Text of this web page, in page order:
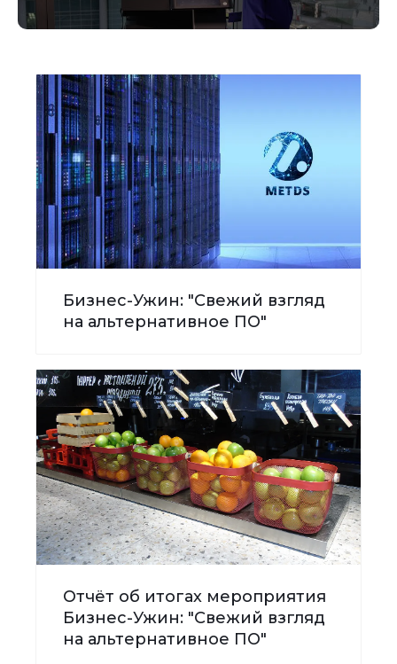
Бизнес-Ужин: "Свежий взгляд
на альтернативное ПО"
Отчёт об итогах мероприятия
Бизнес-Ужин: "Свежий взгляд
на альтернативное ПО"